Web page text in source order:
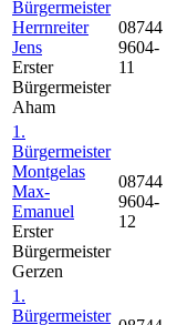
Bürgermeister
Herrnreiter
Jens
Erster
Bürgermeister
Aham
08744
9604-
11
1.
Bürgermeister
Montgelas
Max-
Emanuel
Erster
Bürgermeister
Gerzen
08744
9604-
12
1.
Bürgermeister